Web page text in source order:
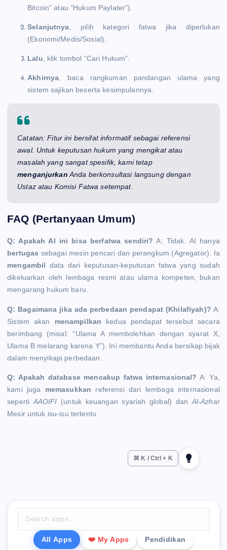
Bitcoin” atau “Hukum Paylater”).
Selanjutnya , pilih kategori fatwa jika diperlukan
(Ekonomi/Medis/Sosial).
Lalu , klik tombol “Cari Hukum”.
Akhirnya, baca rangkuman pandangan ulama yang
sistem sajikan beserta kesimpulannya.
Catatan: Fitur ini bersifat informatif sebagai referensi
awal. Untuk keputusan hukum yang mengikat atau
masalah yang sangat spesifik, kami tetap
menganjurkanAnda berkonsultasi langsung dengan
Ustaz atau Komisi Fatwa setempat.
FAQ (Pertanyaan Umum)
Q: Apakah AI ini bisa berfatwa sendiri? A: Tidak. AI hanya
bertugas sebagai mesin pencari dan perangkum (Agregator). Ia
mengambil data dari keputusan-keputusan fatwa yang sudah
dikeluarkan oleh lembaga resmi atau ulama kompeten, bukan
mengarang hukum baru.
Q: Bagaimana jika ada perbedaan pendapat (Khilafiyah)? A:
Sistem akan menampilkan kedua pendapat tersebut secara
berimbang (misal: “Ulama A membolehkan dengan syarat X,
Ulama B melarang karena Y”). Ini membantu Anda bersikap bijak
dalam menyikapi perbedaan.
Q: Apakah database mencakup fatwa internasional? A: Ya,
kami juga memasukkan referensi dari lembaga internasional
seperti AAOIFI (untuk keuangan syariah global) dan Al-Azhar
Mesir untuk isu-isu tertentu.
⌘ K / Ctrl + K
All Apps ❤️ My Apps Pendidikan